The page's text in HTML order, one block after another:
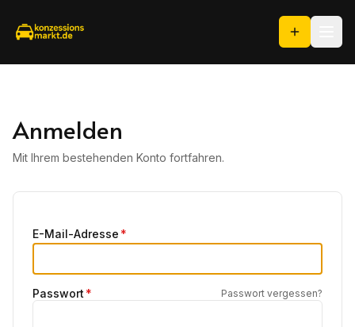
Anmelden
Mit Ihrem bestehenden Konto fortfahren.
E-Mail-Adresse *
Passwort * Passwort vergessen?